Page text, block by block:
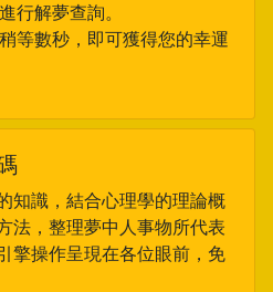
行解夢查詢。
等數秒，即可獲得您的幸運
知識，結合心理學的理論概
法，整理夢中人事物所代表
擎操作呈現在各位眼前，免